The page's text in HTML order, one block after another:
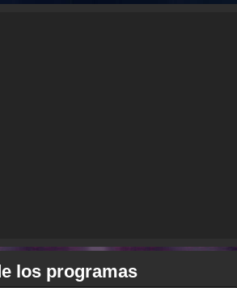
los programas